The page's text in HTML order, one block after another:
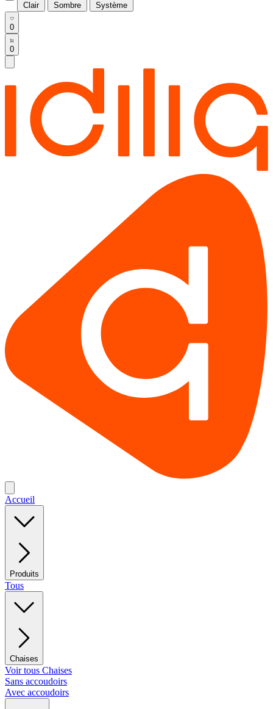
Clair Sombre Système
0
0
Accueil
Produits
Tous
Chaises
Voir tous Chaises
Sans accoudoirs
Avec accoudoirs